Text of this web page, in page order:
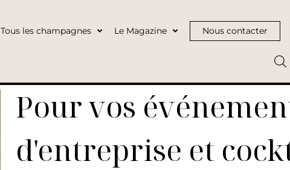
Tous les champagnes Le Magazine Nous contacter
Pour vos
d'entreprise et